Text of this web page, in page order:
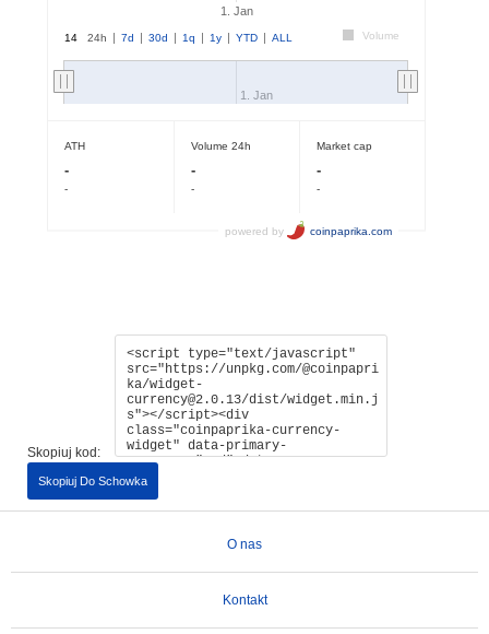
Skopiuj kod:
Skopiuj Do Schowka
O nas
Kontakt